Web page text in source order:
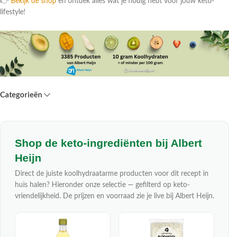
lifestyle!
Categorieën
Shop de keto-ingrediënten bij Albert
Heijn
Direct de juiste koolhydraatarme producten voor dit recept in
huis halen? Hieronder onze selectie — gefilterd op keto-
vriendelijkheid. De prijzen en voorraad zie je live bij Albert Heijn.